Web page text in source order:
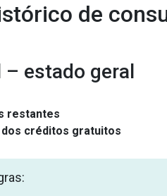
de
estado geral
restantes
créditos gratuitos